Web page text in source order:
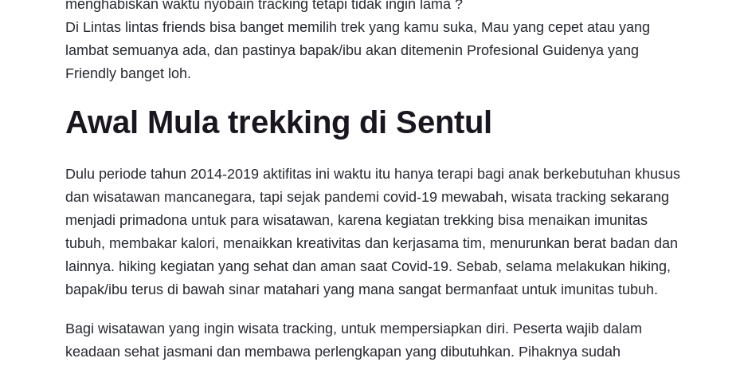
menghabiskan waktu nyobain tracking tetapi tidak ingin lama ?
Di Lintas lintas friends bisa banget memilih trek yang kamu suka, Mau yang cepet atau yang
lambat semuanya ada, dan pastinya bapak/ibu akan ditemenin Profesional Guidenya yang
Friendly banget loh.
Awal Mula trekking di Sentul
Dulu periode tahun 2014-2019 aktifitas ini waktu itu hanya terapi bagi anak berkebutuhan khusus
dan wisatawan mancanegara, tapi sejak pandemi covid-19 mewabah, wisata tracking sekarang
menjadi primadona untuk para wisatawan, karena kegiatan trekking bisa menaikan imunitas
tubuh, membakar kalori, menaikkan kreativitas dan kerjasama tim, menurunkan berat badan dan
lainnya. hiking kegiatan yang sehat dan aman saat Covid-19. Sebab, selama melakukan hiking,
bapak/ibu terus di bawah sinar matahari yang mana sangat bermanfaat untuk imunitas tubuh.
Bagi wisatawan yang ingin wisata tracking, untuk mempersiapkan diri. Peserta wajib dalam
keadaan sehat jasmani dan membawa perlengkapan yang dibutuhkan. Pihaknya sudah